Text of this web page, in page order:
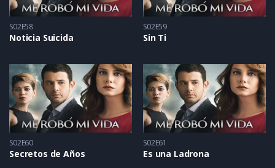
S02E58
Noticia Suicida
S02E59
Sin Ti
S02E60
Secretos de Años
S02E61
Es una Ladrona